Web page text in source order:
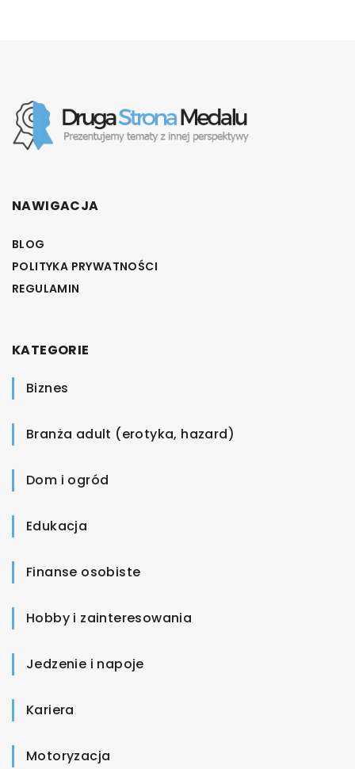
NAWIGACJA
BLOG
POLITYKA PRYWATNOŚCI
REGULAMIN
KATEGORIE
Biznes
Branża adult (erotyka, hazard)
Dom i ogród
Edukacja
Finanse osobiste
Hobby i zainteresowania
Jedzenie i napoje
Kariera
Motoryzacja